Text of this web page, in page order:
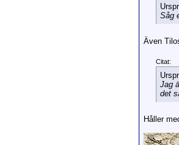
Såg
Även
Citat:
Jag
det
Håller